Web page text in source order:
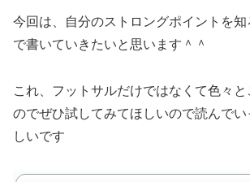
今回は、自分のストロングポイントを
で書いていきたいと思います＾＾
これ、フットサルだけではなくて色々と
のでぜひ試してみてほしいので読んで
しいです